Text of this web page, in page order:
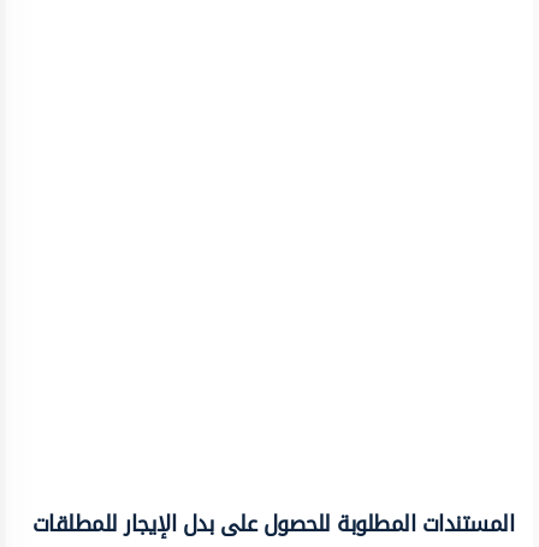
المستندات المطلوبة للحصول على بدل الإيجار للمطلقات